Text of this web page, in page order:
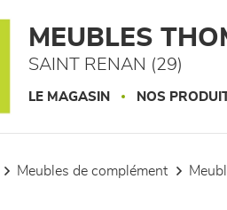
MEUBLES
SAINT RENAN (29)
LE MAGASIN NOS
meubles de complément